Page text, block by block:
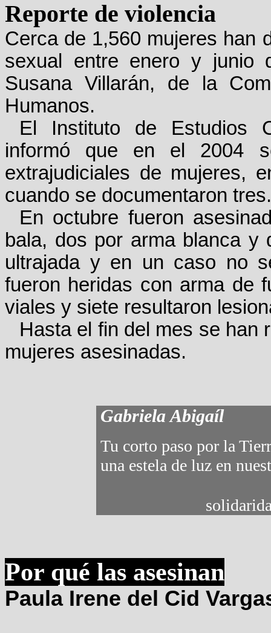
Reporte de violencia
Cerca de 1,560 mujeres han
sexual entre enero y junio
Susana Villarán, de la
Humanos.
El Instituto de Estudios
informó que en el 2004
extrajudiciales de mujeres,
cuando se documentaron tres.
En octubre fueron
bala, dos por arma blanca y
ultrajada y en un caso no
fueron heridas con arma de
viales y siete resultaron
Hasta el fin del mes se han
mujeres asesinadas.
Gabriela Abigaíl
Tu corto paso por la
una estela de luz en
Por qué las asesinan
Paula Irene del Cid